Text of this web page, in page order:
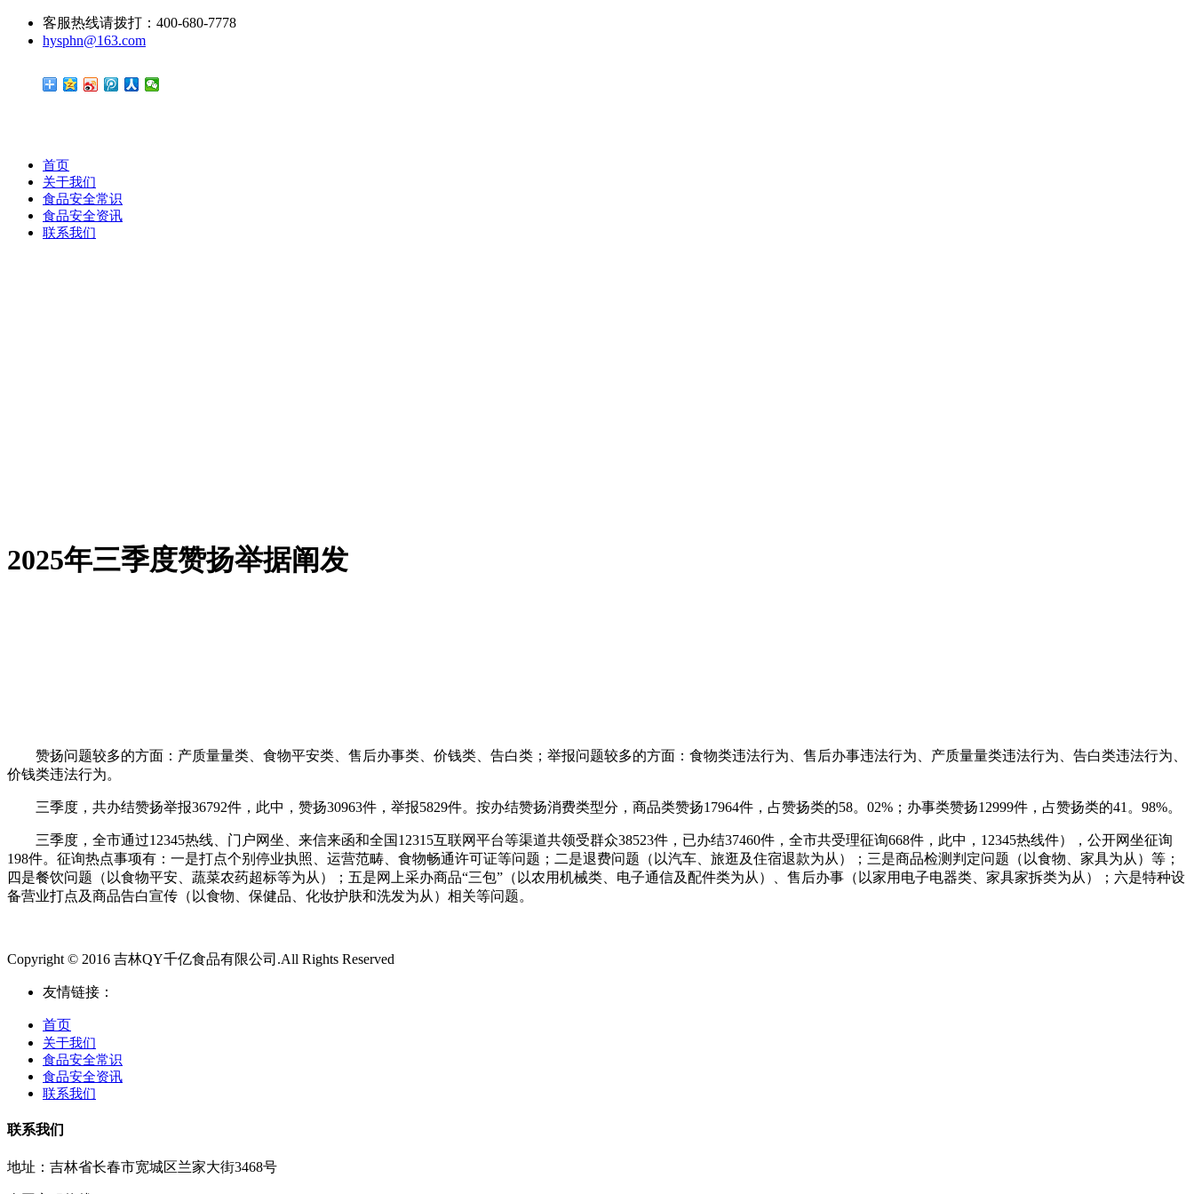
客服热线请拨打：400-680-7778
hysphn@163.com
首页
关于我们
食品安全常识
食品安全资讯
联系我们
2025年三季度赞扬举据阐发
赞扬问题较多的方面：产质量量类、食物平安类、售后办事类、价钱类、告白类；举报问题较多的方面：食物类违法行为、售后办事违法行为、产质量量类违法行为、告白类违法行为、
价钱类违法行为。
三季度，共办结赞扬举报36792件，此中，赞扬30963件，举报5829件。按办结赞扬消费类型分，商品类赞扬17964件，占赞扬类的58。02%；办事类赞扬12999件，占赞扬类的41。98%。
三季度，全市通过12345热线、门户网坐、来信来函和全国12315互联网平台等渠道共领受群众38523件，已办结37460件，全市共受理征询668件，此中，12345热线件），公开网坐征询
198件。征询热点事项有：一是打点个别停业执照、运营范畴、食物畅通许可证等问题；二是退费问题（以汽车、旅逛及住宿退款为从）；三是商品检测判定问题（以食物、家具为从）等；
四是餐饮问题（以食物平安、蔬菜农药超标等为从）；五是网上采办商品“三包”（以农用机械类、电子通信及配件类为从）、售后办事（以家用电子电器类、家具家拆类为从）；六是特种设
备营业打点及商品告白宣传（以食物、保健品、化妆护肤和洗发为从）相关等问题。
Copyright © 2016 吉林QY千亿食品有限公司.All Rights Reserved
友情链接：
首页
关于我们
食品安全常识
食品安全资讯
联系我们
联系我们
地址：吉林省长春市宽城区兰家大街3468号